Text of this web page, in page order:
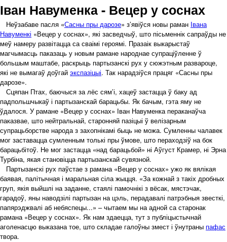
Іван Навуменка - Вецер у соснах
Неўзабаве пасля «Сасны пры дарозе» з’явіўся новы раман Івана
Навуменкі «Вецер у соснах», які засведчыў, што пісьменнік сапраўды не
меў намеру развітацца са сваімі героямі. Празаік выкарыстаў
магчымасць паказаць у новым рамане народнае супраціўленне ў
большым маштабе, раскрыць партызанскі рух у сюжэтным развароце,
які не вымагаў доўгай экспазіцыі. Так нарадзіўся працяг «Сасны пры
дарозе».
Сцяпан Птах, баючыся за лёс сям’і, хацеў застацца ў баку ад
падпольшчыкаў і партызанскай барацьбы. Як бачым, гэта яму не
ўдалося. У рамане «Вецер у соснах» Іван Навуменка пераканаўча
паказвае, што нейтральнай, старонняй пазіцыі ў велізарным
супрацьборстве народа з захопнікамі быць не можа. Сумленны чалавек
мог заставацца сумленным толькі пры ўмове, што пераходзіў на бок
барацьбітоў. Не мог застацца «над барацьбой» ні Аўгуст Крамер, ні Эрна
Турбіна, якая становіцца партызанскай сувязной.
Партызанскі рух паўстае з рамана «Вецер у соснах» ужо як вялікая
баявая, палітычная і маральная сіла жыцця. «За кожнай з такіх дробных
груп, якія выйшлі на заданне, стаялі памочнікі з вёсак, мястэчак,
гарадоў, яны наводзілі партызан на цэль, перадавалі патрэбныя звесткі,
папярэджвалі аб небяспецы...» – чытаем мы на адной са старонак
рамана «Вецер у соснах». Як нам здаецца, тут з публіцыстычнай
аголенасцю выказана тое, што складае галоўны змест і ўнутраны пафас
твора.